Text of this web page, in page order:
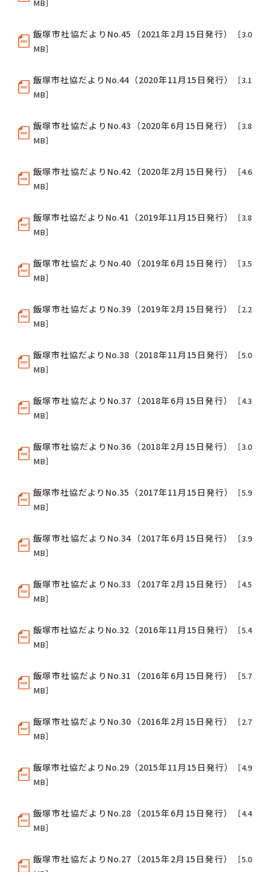
MB］
飯塚市社協だよりNo.45（2021年2月15日発行）
［3.0
MB］
飯塚市社協だよりNo.44（2020年11月15日発行）
［3.1
MB］
飯塚市社協だよりNo.43（2020年6月15日発行）
［3.8
MB］
飯塚市社協だよりNo.42（2020年2月15日発行）
［4.6
MB］
飯塚市社協だよりNo.41（2019年11月15日発行）
［3.8
MB］
飯塚市社協だよりNo.40（2019年6月15日発行）
［3.5
MB］
飯塚市社協だよりNo.39（2019年2月15日発行）
［2.2
MB］
飯塚市社協だよりNo.38（2018年11月15日発行）
［5.0
MB］
飯塚市社協だよりNo.37（2018年6月15日発行）
［4.3
MB］
飯塚市社協だよりNo.36（2018年2月15日発行）
［3.0
MB］
飯塚市社協だよりNo.35（2017年11月15日発行）
［5.9
MB］
飯塚市社協だよりNo.34（2017年6月15日発行）
［3.9
MB］
飯塚市社協だよりNo.33（2017年2月15日発行）
［4.5
MB］
飯塚市社協だよりNo.32（2016年11月15日発行）
［5.4
MB］
飯塚市社協だよりNo.31（2016年6月15日発行）
［5.7
MB］
飯塚市社協だよりNo.30（2016年2月15日発行）
［2.7
MB］
飯塚市社協だよりNo.29（2015年11月15日発行）
［4.9
MB］
飯塚市社協だよりNo.28（2015年6月15日発行）
［4.4
MB］
飯塚市社協だよりNo.27（2015年2月15日発行）
［5.0